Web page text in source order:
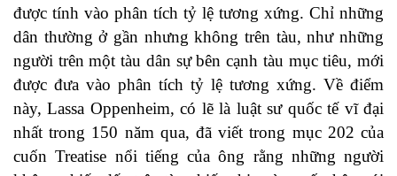
được tính vào phân tích tỷ lệ tương xứng. Chỉ những
dân thường ở gần nhưng không trên tàu, như những
người trên một tàu dân sự bên cạnh tàu mục tiêu, mới
được đưa vào phân tích tỷ lệ tương xứng. Về điểm
này, Lassa Oppenheim, có lẽ là luật sư quốc tế vĩ đại
nhất trong 150 năm qua, đã viết trong mục 202 của
cuốn Treatise nổi tiếng của ông rằng những người